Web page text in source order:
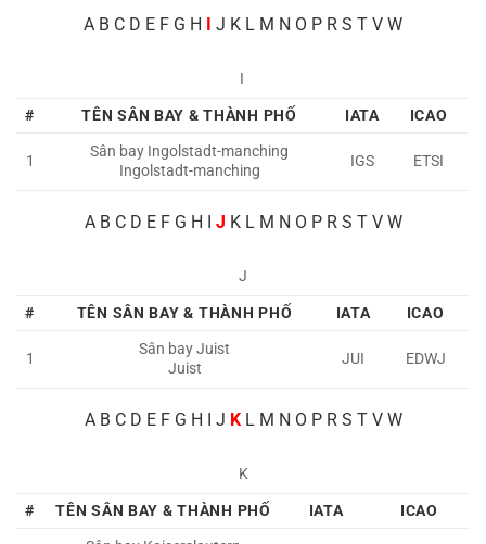
A B C D E F G H J K L M N O P R S T V W
I
#
TÊN SÂN BAY & THÀNH PHỐ IATA ICAO
1
Sân bay Ingolstadt-manching
Ingolstadt-manching
IGS ETSI
A B C D E F G H I J K L M N O P R S T V W
J
#
TÊN SÂN BAY & THÀNH PHỐ IATA ICAO
1
Sân bayJuist
Juist
JUI EDWJ
A B C D E F G H I J K L M N O P R S T V W
K
#
TÊN SÂN BAY & THÀNH PHỐ IATA
ICAO